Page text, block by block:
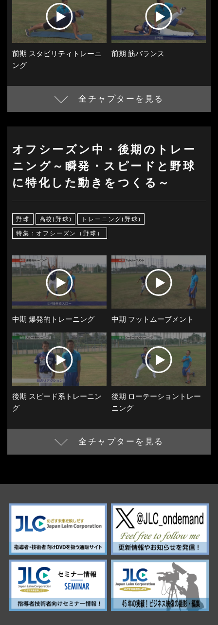
前期 スタビリティトレーニ
ング
前期 筋バランス
全チャプターを見る
オフシーズン中・後期のトレー
ニング～瞬発・スピードと野球
に特化した動きをつくる～
野球 高校(野球) トレーニング(野球)
特集：オフシーズン（野球）
中期 爆発的トレーニング 中期 フットムーブメント
後期 スピード系トレーニン
グ
後期 ローテーショントレー
ニング
全チャプターを見る